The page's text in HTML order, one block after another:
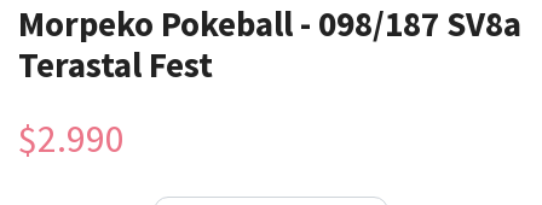
Morpeko Pokeball - 098/187 SV8a
Terastal Fest
$2.990